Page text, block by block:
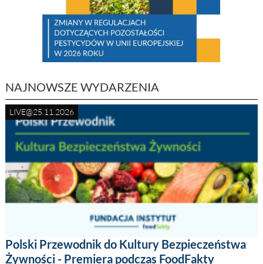
NAJNOWSZE WYDARZENIA
LIVE@25.11.2026
Polski Przewodnik do Kultury Bezpieczeństwa
Żywności - Premiera podczas FoodFakty